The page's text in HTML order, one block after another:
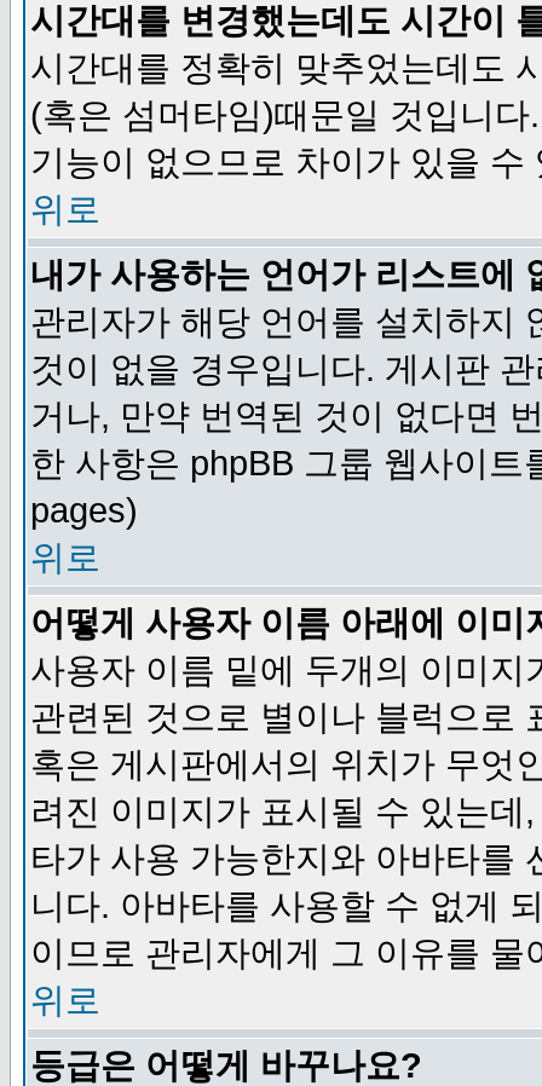
시간대를 변경했는데도 시간이
시간대를 정확히 맞추었는데도
(혹은 섬머타임)때문일 것입니
기능이 없으므로 차이가 있을 수
위로
내가 사용하는 언어가 리스트에
관리자가 해당 언어를 설치하지
것이 없을 경우입니다. 게시판
거나, 만약 번역된 것이 없다면
한 사항은 phpBB 그룹 웹사이
pages)
위로
어떻게 사용자 이름 아래에 이미
사용자 이름 밑에 두개의 이미
관련된 것으로 별이나 블럭으로
혹은 게시판에서의 위치가 무엇
려진 이미지가 표시될 수 있는
타가 사용 가능한지와 아바타를
니다. 아바타를 사용할 수 없게
이므로 관리자에게 그 이유를 물
위로
등급은 어떻게 바꾸나요?